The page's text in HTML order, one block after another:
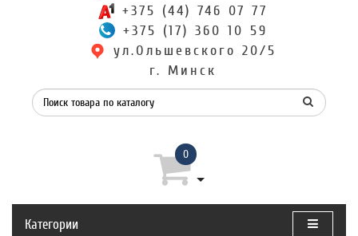
+375 (44) 746 07 77
+375 (17) 360 10 59
ул.Ольшевского 20/5
г. Минск
0
Категории